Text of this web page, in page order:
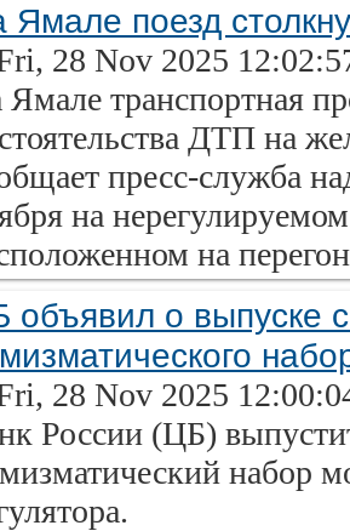
Ямале поезд
28 Nov 2025
транспортная
ДТП на
пресс-служба
на
на
объявил о выпуске
28 Nov 2025
России (ЦБ)
набор